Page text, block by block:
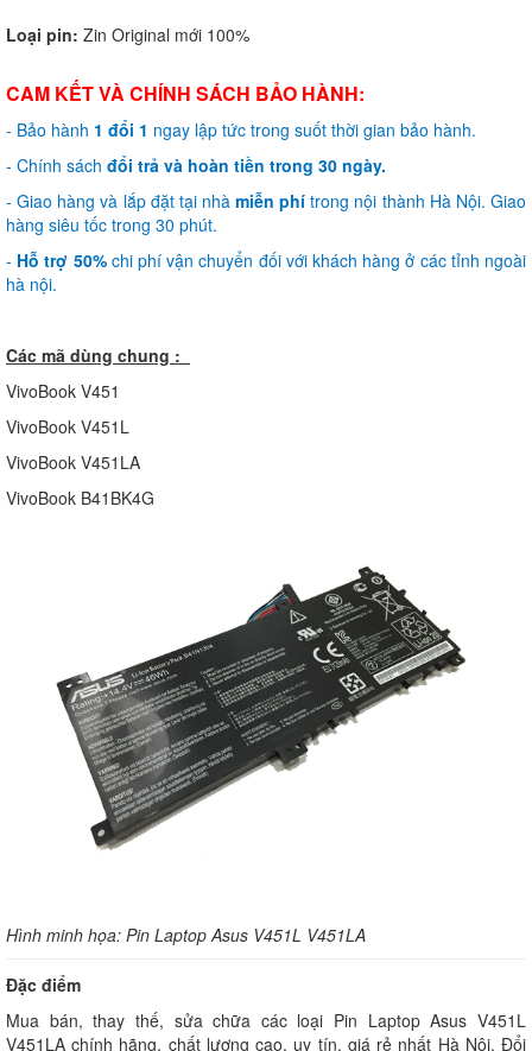
Loại pin: Zin Original mới 100%
CAM KẾT VÀ CHÍNH SÁCH BẢO HÀNH:
- Bảo hành 1 đổi 1 ngay lập tức trong suốt thời gian bảo hành.
- Chính sách đổi trả và hoàn tiền trong 30 ngày.
- Giao hàng và lắp đặt tại nhàmiễn phí trong nội thành Hà Nội. Giao
hàng siêu tốc trong 30 phút.
- Hỗ trợ 50%chi phí vận chuyển đối với khách hàng ở các tỉnh ngoài
hà nội.
Các mã dùng chung :
VivoBook V451
VivoBook V451L
VivoBook V451LA
VivoBook B41BK4G
Hình minh họa: Pin Laptop Asus V451L V451LA
Đặc điểm
Mua bán, thay thế, sửa chữa các loại Pin Laptop Asus V451L
V451LA chính hãng, chất lượng cao, uy tín, giá rẻ nhất Hà Nội. Đổi